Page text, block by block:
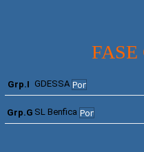
FASE
Grp.I GDESSA
Grp.G SL Benfica